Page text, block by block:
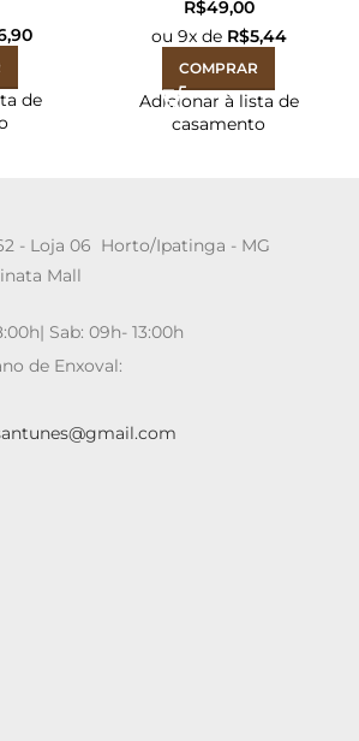
de
R$
ou 9x de R$5,44
COMPRAR
Adicionar à lista de
casamento
- Loja 06 Horto/Ipatinga - MG
Mall
Sab: 09h- 13:00h
de Enxoval: